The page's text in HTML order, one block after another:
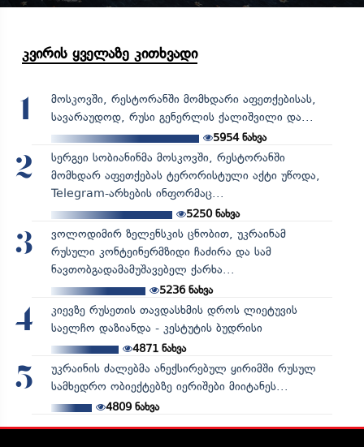
კვირის ყველაზე კითხვადი
1
მოსკოვში, რესტორანში მომხდარი აფეთქებისას,
სავარაუდოდ, რუსი გენერლის ქალიშვილი და...
5954ნახვა
2
სერგეი სობიანინმა მოსკოვში, რესტორანში
მომხდარ აფეთქებას ტერორისტული აქტი უწოდა,
Telegram-არხების ინფორმაც...
5250ნახვა
3
ვოლოდიმირ ზელენსკის ცნობით, უკრაინამ
რუსული კონტეინერმზიდი ჩაძირა და სამ
ნავთობგადამამუშავებელ ქარხა...
5236ნახვა
4
კიევზე რუსეთის თავდასხმის დროს ლიეტუვის
საელჩო დაზიანდა - კესტუტის ბუდრისი
4871ნახვა
5
უკრაინის ძალებმა ანექსირებულ ყირიმში რუსულ
სამხედრო ობიექტებზე იერიშები მიიტანეს...
4809ნახვა